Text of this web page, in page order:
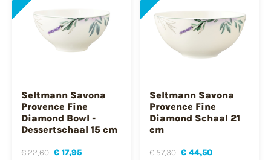
Seltmann Savona
Provence Fine
Diamond Bowl -
Dessertschaal 15 cm
€ 22,60 € 17,95
Seltmann Savona
Provence Fine
Diamond Schaal 21
cm
€ 57,30 € 44,50